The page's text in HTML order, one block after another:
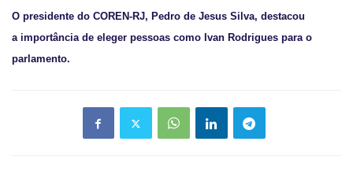
O presidente do COREN-RJ, Pedro de Jesus Silva, destacou
a importância de eleger pessoas como Ivan Rodrigues para o
parlamento.